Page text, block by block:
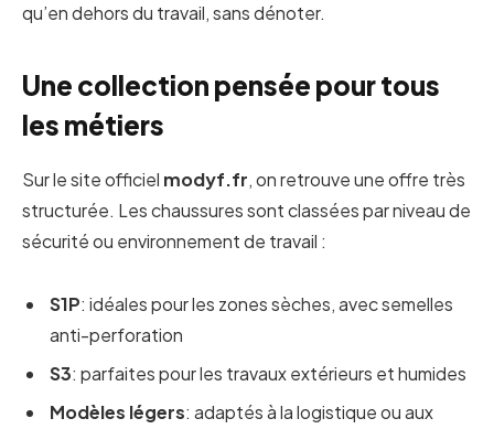
qu’en dehors du travail, sans dénoter.
Une collection pensée pour tous
les métiers
Sur le site officiel modyf.fr, on retrouve une offre très
structurée. Les chaussures sont classées par niveau de
sécurité ou environnement de travail :
S1P: idéales pour les zones sèches, avec semelles
anti-perforation
S3: parfaites pour les travaux extérieurs et humides
Modèles légers: adaptés à la logistique ou aux